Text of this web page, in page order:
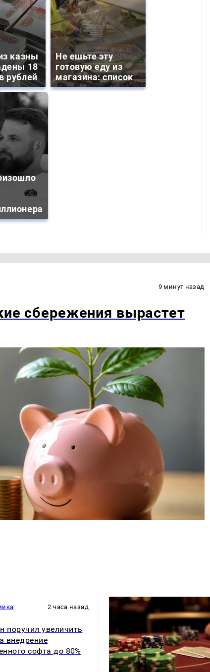
казны
18
рублей
Не ешьте эту
готовую еду из
магазина: список
9 минут назад
сбережения вырастет
2 часа назад
поручил увеличить
внедрение
софта до 80%